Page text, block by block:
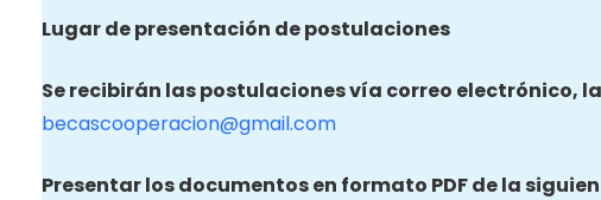
Lugar de presentación de postulaciones
Se recibirán las postulaciones vía correo electrónico,
becascooperacion@gmail.com
Presentar los documentos en formato PDF de la